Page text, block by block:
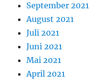
September 2021
August 2021
Juli 2021
Juni 2021
Mai 2021
April 2021